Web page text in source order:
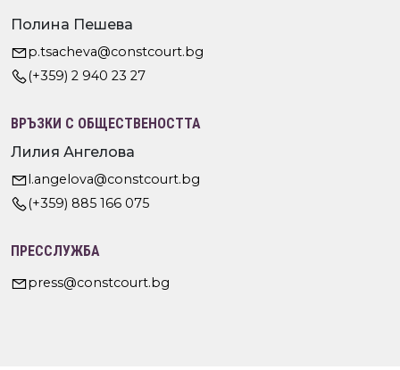
Полина Пешева
p.tsacheva@constcourt.bg
(+359) 2 940 23 27
ВРЪЗКИ С ОБЩЕСТВЕНОСТТА
Лилия Ангелова
l.angelova@constcourt.bg
(+359) 885 166 075
ПРЕССЛУЖБА
press@constcourt.bg